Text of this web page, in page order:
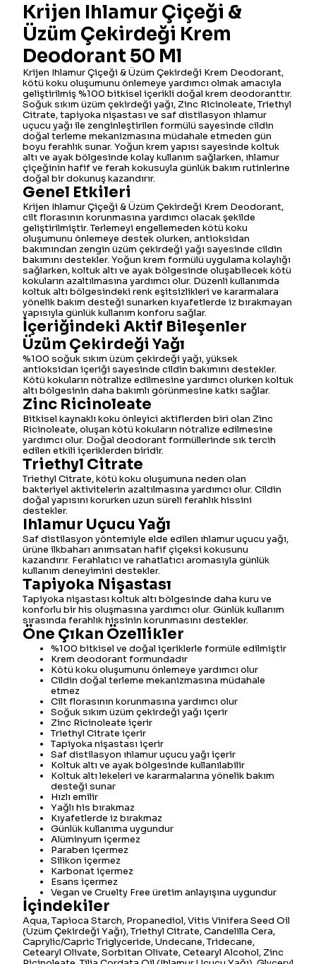
Krijen Ihlamur Çiçeği &
Üzüm Çekirdeği Krem
Deodorant 50 Ml
Krijen Ihlamur Çiçeği & Üzüm Çekirdeği Krem Deodorant,
kötü koku oluşumunu önlemeye yardımcı olmak amacıyla
geliştirilmiş %100 bitkisel içerikli doğal krem deodoranttır.
Soğuk sıkım üzüm çekirdeği yağı, Zinc Ricinoleate, Triethyl
Citrate, tapiyoka nişastası ve saf distilasyon ıhlamur
uçucu yağı ile zenginleştirilen formülü sayesinde cildin
doğal terleme mekanizmasına müdahale etmeden gün
boyu ferahlık sunar. Yoğun krem yapısı sayesinde koltuk
altı ve ayak bölgesinde kolay kullanım sağlarken, ıhlamur
çiçeğinin hafif ve ferah kokusuyla günlük bakım rutinlerine
doğal bir dokunuş kazandırır.
Genel Etkileri
Krijen Ihlamur Çiçeği & Üzüm Çekirdeği Krem Deodorant,
cilt florasının korunmasına yardımcı olacak şekilde
geliştirilmiştir. Terlemeyi engellemeden kötü koku
oluşumunu önlemeye destek olurken, antioksidan
bakımından zengin üzüm çekirdeği yağı sayesinde cildin
bakımını destekler. Yoğun krem formülü uygulama kolaylığı
sağlarken, koltuk altı ve ayak bölgesinde oluşabilecek kötü
kokuların azaltılmasına yardımcı olur. Düzenli kullanımda
koltuk altı bölgesindeki renk eşitsizlikleri ve kararmalara
yönelik bakım desteği sunarken kıyafetlerde iz bırakmayan
yapısıyla günlük kullanım konforu sağlar.
İçeriğindeki Aktif Bileşenler
Üzüm Çekirdeği Yağı
%100 soğuk sıkım üzüm çekirdeği yağı, yüksek
antioksidan içeriği sayesinde cildin bakımını destekler.
Kötü kokuların nötralize edilmesine yardımcı olurken koltuk
altı bölgesinin daha bakımlı görünmesine katkı sağlar.
Zinc Ricinoleate
Bitkisel kaynaklı koku önleyici aktiflerden biri olan Zinc
Ricinoleate, oluşan kötü kokuların nötralize edilmesine
yardımcı olur. Doğal deodorant formüllerinde sık tercih
edilen etkili içeriklerden biridir.
Triethyl Citrate
Triethyl Citrate, kötü koku oluşumuna neden olan
bakteriyel aktivitelerin azaltılmasına yardımcı olur. Cildin
doğal yapısını korurken uzun süreli ferahlık hissini
destekler.
Ihlamur Uçucu Yağı
Saf distilasyon yöntemiyle elde edilen ıhlamur uçucu yağı,
ürüne ilkbaharı anımsatan hafif çiçeksi kokusunu
kazandırır. Ferahlatıcı ve rahatlatıcı aromasıyla günlük
kullanım deneyimini destekler.
Tapiyoka Nişastası
Tapiyoka nişastası koltuk altı bölgesinde daha kuru ve
konforlu bir his oluşmasına yardımcı olur. Günlük kullanım
sırasında ferahlık hissinin korunmasını destekler.
Öne Çıkan Özellikler
%100 bitkisel ve doğal içeriklerle formüle edilmiştir
Krem deodorant formundadır
Kötü koku oluşumunu önlemeye yardımcı olur
Cildin doğal terleme mekanizmasına müdahale
etmez
Cilt florasının korunmasına yardımcı olur
Soğuk sıkım üzüm çekirdeği yağı içerir
Zinc Ricinoleate içerir
Triethyl Citrate içerir
Tapiyoka nişastası içerir
Saf distilasyon ıhlamur uçucu yağı içerir
Koltuk altı ve ayak bölgesinde kullanılabilir
Koltuk altı lekeleri ve kararmalarına yönelik bakım
desteği sunar
Hızlı emilir
Yağlı his bırakmaz
Kıyafetlerde iz bırakmaz
Günlük kullanıma uygundur
Alüminyum içermez
Paraben içermez
Silikon içermez
Karbonat içermez
Esans içermez
Vegan ve Cruelty Free üretim anlayışına uygundur
İçindekiler
Aqua, Tapioca Starch, Propanediol, Vitis Vinifera Seed Oil
(Üzüm Çekirdeği Yağı), Triethyl Citrate, Candelilla Cera,
Caprylic/Capric Triglyceride, Undecane, Tridecane,
Cetearyl Olivate, Sorbitan Olivate, Cetearyl Alcohol, Zinc